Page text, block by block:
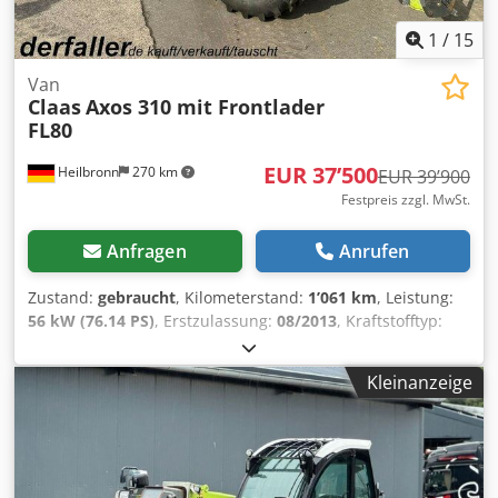
Ausstattungsmerkmal unserer Inseration, so teilen Sie uns
dies bei Vertragsabschluss gerne mit. Wir danken für Ihr
Verständnis! Chodpfx Akjvikp No Tsa - .
1 / 15
Heilbronn 270 km
Van
ClaasAxos 310 mit Frontlader
FL80
EUR 37’500EUR 39’900
Festpreis zzgl. MwSt.
Anfragen Anrufen
Zustand: gebraucht, Kilometerstand: 1’061 km, Leistung:
56 kW (76.14 PS), Erstzulassung: 08/2013, Kraftstofftyp:
7’500 kg
mechanisch, Federung:Sonstige, Anzahl der Sitzplätze:2,
Betriebsstunden:1’061 h, Ausstattung:Allradantrieb,
, 1. Hand, Radio, Mittelarmlehne, HU/AU neu, Diesel
Allrad Erstzulassung 07.08.2013 56 kW 4.400 cm³ 2
Sitzplätze 1.061 Betriebsstunden Kabine Fronthydraulik
Scheinwerfer vorne und hinten Radio 40 km/h
Kleinanzeige